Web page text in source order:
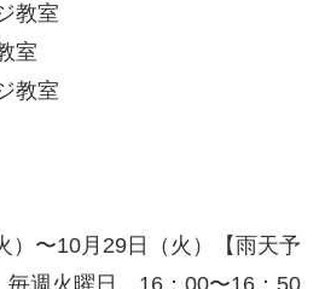
教室
室
教室
〜10月29日（火）【雨天予